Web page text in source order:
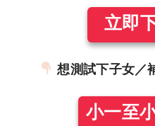
立即
想測試下子女／
小一至